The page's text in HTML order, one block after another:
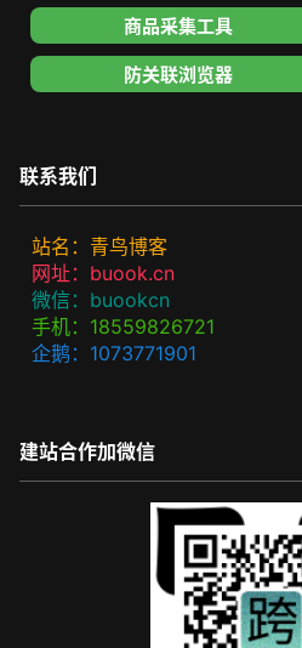
商品采集工具
防关联浏览器
联系我们
站名：青鸟博客
网址：buook.cn
微信：buookcn
手机：18559826721
企鹅：1073771901
建站合作加微信